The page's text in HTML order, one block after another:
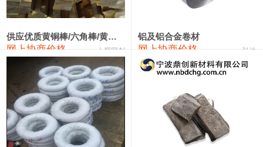
1#电解锰(99.7%袋装) 17,900—18,100 18,000
1#电解锰 18,800—19,000 18,900
1#铬 60,000—82,000
2202#硅 14,100—14,300
553#硅 9,200—9,400 9,300
3303#硅 10,300—10,500 10,400
供应优质黄铜棒/六角棒/黄铜方板
网上协商价格 十堰同创
铝及铝合金卷材
网上协商价格 弘达